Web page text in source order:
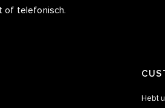
of telefonisch.
Hebt